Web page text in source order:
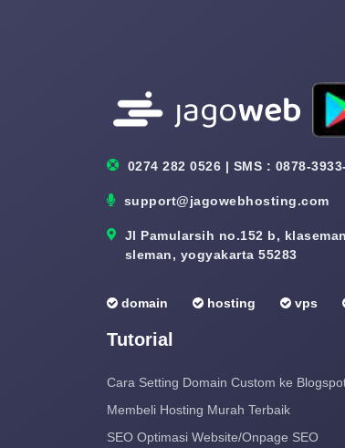
0274 282 0526 | SMS : 0878-
support@jagowebhosting.com
Jl Pamularsih no.152 b,
sleman, yogyakarta 55283
domain hosting vps
Tutorial
Cara Setting Domain Custom ke
Membeli Hosting Murah Terbaik
SEO Optimasi Website/Onpage SEO